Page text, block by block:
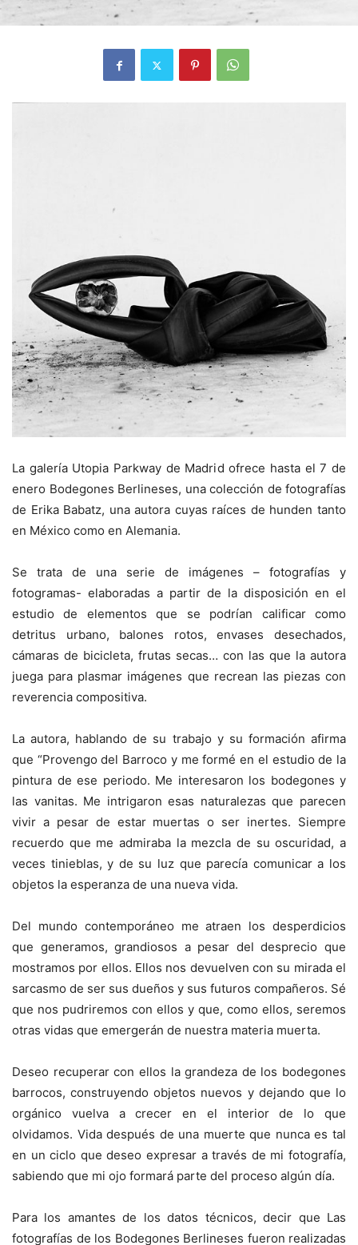
La galería Utopia Parkway de Madrid ofrece hasta el 7 de
enero Bodegones Berlineses, una colección de fotografías
de Erika Babatz, una autora cuyas raíces de hunden tanto
en México como en Alemania.
Se trata de una serie de imágenes – fotografías y
fotogramas- elaboradas a partir de la disposición en el
estudio de elementos que se podrían calificar como
detritus urbano, balones rotos, envases desechados,
cámaras de bicicleta, frutas secas… con las que la autora
juega para plasmar imágenes que recrean las piezas con
reverencia compositiva.
La autora, hablando de su trabajo y su formación afirma
que “Provengo del Barroco y me formé en el estudio de la
pintura de ese periodo. Me interesaron los bodegones y
las vanitas. Me intrigaron esas naturalezas que parecen
vivir a pesar de estar muertas o ser inertes. Siempre
recuerdo que me admiraba la mezcla de su oscuridad, a
veces tinieblas, y de su luz que parecía comunicar a los
objetos la esperanza de una nueva vida.
Del mundo contemporáneo me atraen los desperdicios
que generamos, grandiosos a pesar del desprecio que
mostramos por ellos. Ellos nos devuelven con su mirada el
sarcasmo de ser sus dueños y sus futuros compañeros. Sé
que nos pudriremos con ellos y que, como ellos, seremos
otras vidas que emergerán de nuestra materia muerta.
Deseo recuperar con ellos la grandeza de los bodegones
barrocos, construyendo objetos nuevos y dejando que lo
orgánico vuelva a crecer en el interior de lo que
olvidamos. Vida después de una muerte que nunca es tal
en un ciclo que deseo expresar a través de mi fotografía,
sabiendo que mi ojo formará parte del proceso algún día.
Para los amantes de los datos técnicos, decir que Las
fotografías de los Bodegones Berlineses fueron realizadas